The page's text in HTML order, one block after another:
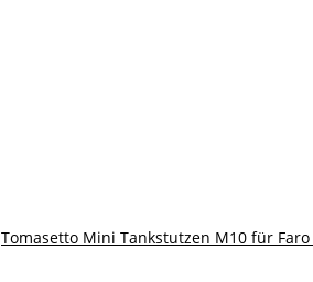
Tomasetto Mini Tankstutzen M10 für